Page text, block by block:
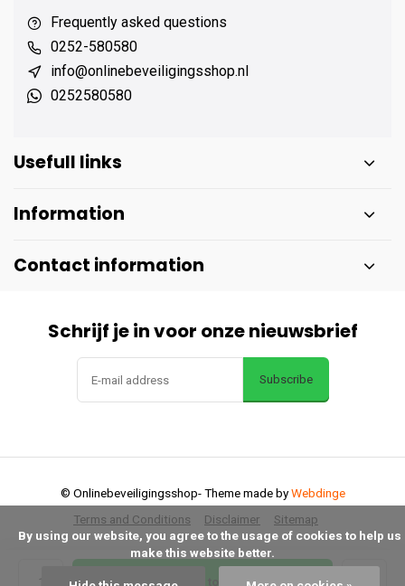
Frequently asked questions
0252-580580
info@onlinebeveiligingsshop.nl
0252580580
Usefull links
Information
Contact information
Schrijf je in voor onze nieuwsbrief
Subscribe
Terms and Conditions Disclaimer Sitemap
© Onlinebeveiligingsshop- Theme made byWebdinge
make this website better.